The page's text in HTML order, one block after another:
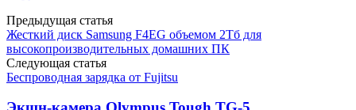
Предыдущая статья
Жесткий диск Samsung F4EG объемом 2Тб для
высокопроизводительных домашних ПК
Следующая статья
Беспроводная зарядка от Fujitsu